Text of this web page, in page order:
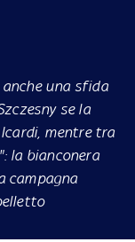
una sfida
se la
mentre tra
la bianconera
campagna